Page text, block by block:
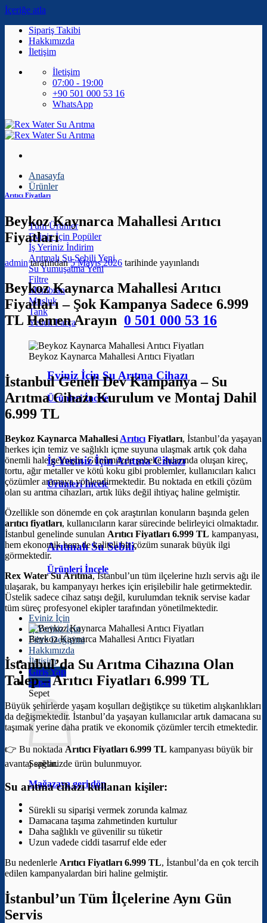
İçeriğe atla
Sipariş Takibi
Hakkımızda
İletişim
İletişim
07:00 - 19:00
+90 501 000 53 16
WhatsApp
Anasayfa
Ürünler
Tüm Ürünler
Eviniz İçin
İş Yeriniz
Arıtmalı Su Sebili
Su Yumuşatma
Filtre
Membran
Musluk
Tank
Yedek Parça
Eviniz İçin Su Arıtma Cihazı
Ürünleri İncele
İş Yeriniz İçin Arıtma Cihazı
Ürünleri İncele
Arıtmalı Su Sebili
Ürünleri İncele
Eviniz İçin
İş Yeriniz İçin
Filtre Değişimi
Hakkımızda
İletişim
Giriş Yap
Sepet
Sepet
Sepetinizde ürün bulunmuyor.
Mağazaya geri dön
Arıtıcı Fiyatları
Beykoz Kaynarca Mahallesi Arıtıcı
Fiyatları
admintarafından 5 Mayıs 2026 tarihinde yayınlandı
Beykoz Kaynarca Mahallesi Arıtıcı
Fiyatları – Şok Kampanya Sadece 6.999
TL Hemen Arayın 0 501 000 53 16
Beykoz Kaynarca Mahallesi Arıtıcı Fiyatları
İstanbul Geneli Dev Kampanya – Su
Arıtma Cihazı Kurulum ve Montaj Dahil
6.999 TL
Beykoz Kaynarca MahallesiArıtıcıFiyatları, İstanbul’da yaşayan
herkes için temiz ve sağlıklı içme suyuna ulaşmak artık çok daha
önemli hale gelmiştir. Günümüzde şebeke sularında oluşan kireç,
tortu, ağır metaller ve kötü koku gibi problemler, kullanıcıları kalıcı
çözümler aramaya yönlendirmektedir. Bu noktada en etkili çözüm
olan su arıtma cihazları, artık lüks değil ihtiyaç haline gelmiştir.
Özellikle son dönemde en çok araştırılan konuların başında gelen
arıtıcı fiyatları, kullanıcıların karar sürecinde belirleyici olmaktadır.
İstanbul genelinde sunulan Arıtıcı Fiyatları 6.999 TL kampanyası,
hem ekonomik hem de kaliteli bir çözüm sunarak büyük ilgi
görmektedir.
Rex Water Su Arıtma, İstanbul’un tüm ilçelerine hızlı servis ağı ile
ulaşarak, bu kampanyayı herkes için erişilebilir hale getirmektedir.
Üstelik sadece cihaz satışı değil, kurulumdan teknik servise kadar
tüm süreç profesyonel ekipler tarafından yönetilmektedir.
Beykoz Kaynarca Mahallesi Arıtıcı Fiyatları
İstanbul’da Su Arıtma Cihazına Olan
Talep –Arıtıcı Fiyatları 6.999 TL
Büyük şehirlerde yaşam koşulları değiştikçe su tüketim alışkanlıkları
da değişmektedir. İstanbul’da yaşayan kullanıcılar artık damacana su
taşımak yerine daha pratik ve ekonomik çözümler tercih etmektedir.
👉 Bu noktadaArıtıcı Fiyatları 6.999 TL kampanyası büyük bir
avantaj sağlar.
Su arıtma cihazı kullanan kişiler:
Sürekli su siparişi vermek zorunda kalmaz
Damacana taşıma zahmetinden kurtulur
Daha sağlıklı ve güvenilir su tüketir
Uzun vadede ciddi tasarruf elde eder
Bu nedenlerle Arıtıcı Fiyatları 6.999 TL, İstanbul’da en çok tercih
edilen kampanyalardan biri haline gelmiştir.
İstanbul’un Tüm İlçelerine Aynı Gün
Servis